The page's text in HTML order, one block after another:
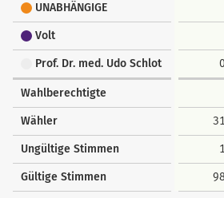
UNABHÄNGIGE
Volt
Prof. Dr. med. Udo Schlot
Wahlberechtigte
Wähler
Ungültige Stimmen
Gültige Stimmen